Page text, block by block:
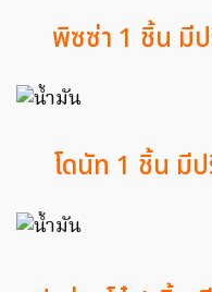
พิซซ่า 1 ชิ้น มี
โดนัท 1 ชิ้น มี